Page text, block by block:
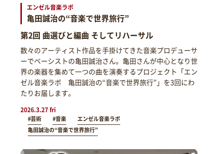
エンゼル音楽ラボ
亀田誠治の“音楽で世界旅行”
第2回 曲選びと編曲 そしてリハーサル
数々のアーティスト作品を手掛けてきた音楽プロデューサ
ーでベーシストの亀田誠治さん。亀田さんが中心となり世
界の楽器を集めて一つの曲を演奏するプロジェクト「エン
ゼル音楽ラボ 亀田誠治の“音楽で世界旅行”」を3回にわ
たりお届します。
2026.3.27 fri
#芸術 #音楽
エンゼル音楽ラボ
亀田誠治の“音楽で世界旅行”